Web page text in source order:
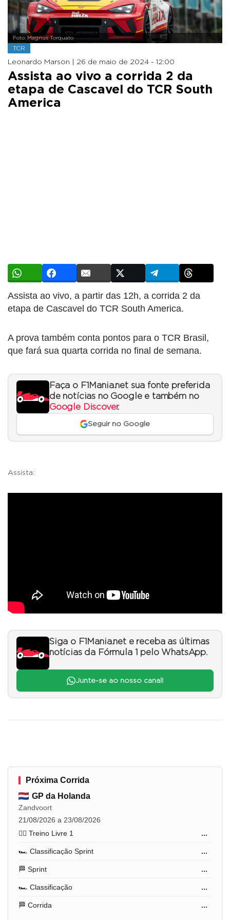
Foto: Magnus Torquato
TCR
Leonardo Marson | 26 de maio de 2024 - 12:00
Assista ao vivo a corrida 2 da
etapa de Cascavel do TCR South
America
Assista ao vivo, a partir das 12h, a corrida 2 da
etapa de Cascavel do TCR South America.
A prova também conta pontos para o TCR Brasil,
que fará sua quarta corrida no final de semana.
Faça o F1Mania.net sua fonte preferida
de notícias no Google e também no
Google Discover.
Seguir no Google
Assista:
Siga o F1Mania.net e receba as últimas
notícias da Fórmula 1 pelo WhatsApp.
Junte-se ao nosso canal!
Próxima Corrida
GP da Holanda
Zandvoort
21/08/2026 a 23/08/2026
🏋️‍♂️ Treino Livre 1
...
🏎️ Classificação Sprint ...
🏁 Sprint ...
🏎️ Classificação ...
🏁 Corrida ...